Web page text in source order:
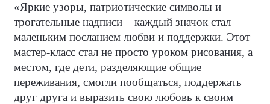
«Яркие узоры, патриотические символы и
трогательные надписи – каждый значок стал
маленьким посланием любви и поддержки. Этот
мастер-класс стал не просто уроком рисования, а
местом, где дети, разделяющие общие
переживания, смогли пообщаться, поддержать
друг друга и выразить свою любовь к своим